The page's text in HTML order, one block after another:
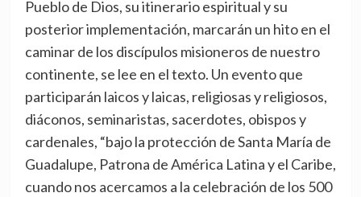
Pueblo de Dios, su itinerario espiritual y su
posterior implementación, marcarán un hito en el
caminar de los discípulos misioneros de nuestro
continente, se lee en el texto. Un evento que
participarán laicos y laicas, religiosas y religiosos,
diáconos, seminaristas, sacerdotes, obispos y
cardenales, “bajo la protección de Santa María de
Guadalupe, Patrona de América Latina y el Caribe,
cuando nos acercamos a la celebración de los 500